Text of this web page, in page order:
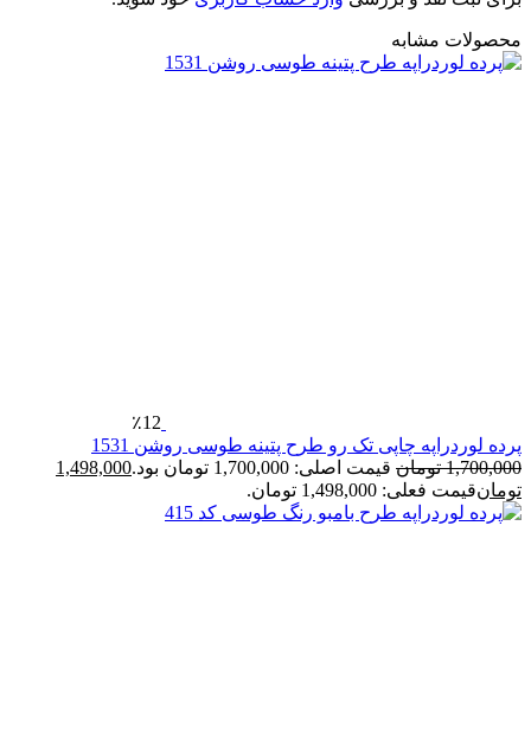
مشابه
٪12
لوردراپه چاپی تک رو طرح پتینه طوسی روشن 1531
تومان قیمت اصلی: 1,700,000 تومان بود.
1,498,000
قیمت فعلی: 1,498,000 تومان.